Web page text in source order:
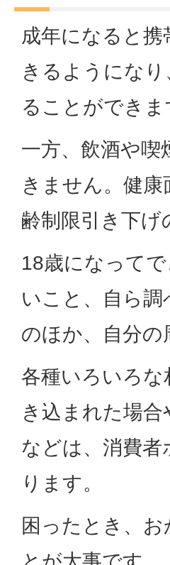
成年になると
きるようにな
ることができま
一方、飲酒や
きません。健
齢制限引き下
18歳になって
いこと、自ら
のほか、自分
各種いろいろ
き込まれた場
などは、消費
ります。
困ったとき、